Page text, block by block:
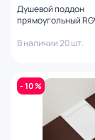
Душевой поддон
прямоугольный
В наличии 20 шт.
- 10 %